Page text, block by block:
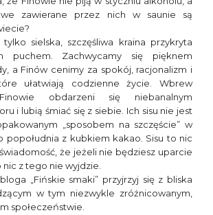
zawierane przez nich w saunie są
sielska, szczęśliwa kraina przykryta
puchem. Zachwycamy się pięknem
a Finów cenimy za spokój, racjonalizm i
ułatwiają codzienne życie. Wbrew
obdarzeni się niebanalnym
i lubią śmiać się z siebie. Ich sisu nie jest
„sposobem na szczęście” w
popołudnia z kubkiem kakao. Sisu to nic
świadomość, że jeżeli nie będziesz uparcie
nic z tego nie wyjdzie.
„Fińskie smaki” przyjrzyj się z bliska
w tym niezwykle zróżnicowanym,
społeczeństwie.